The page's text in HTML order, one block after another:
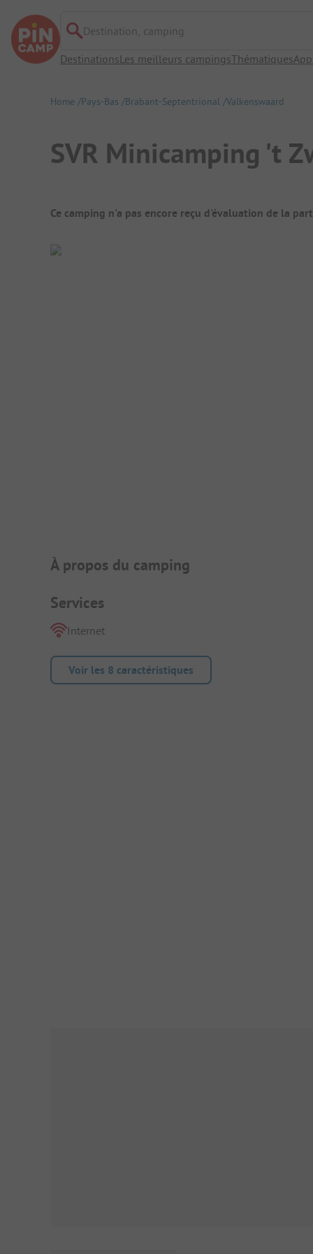
Destination, camping
DestinationsLes meilleurs campingsThématiquesApp
Home Pays-Bas Brabant-Septentrional Valkenswaard
SVR Minicamping 't
Aperçu du camping
Ce camping n'a pas encore reçu d'évaluation de la
Présentation du camping
À propos du camping
Services
Internet
Voir les 8 caractéristiques